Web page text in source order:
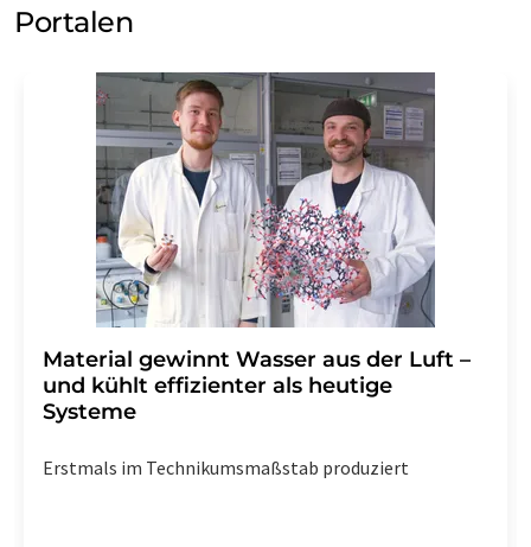
Portalen
Material gewinnt Wasser aus der Luft –
und kühlt effizienter als heutige
Systeme
Erstmals im Technikumsmaßstab produziert